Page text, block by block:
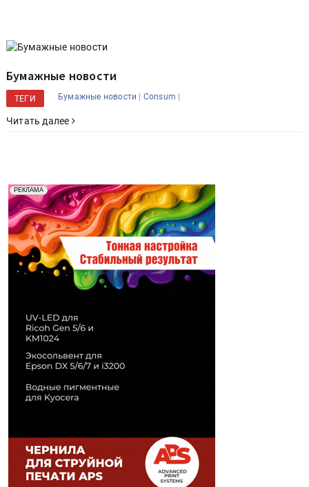
Бумажные новости
ТЕГИ Бумажные новости | Consum |
Читать далее
РЕКЛАМА
Реклама. Рекламодатель ООО "Передовые Системы
Печати" erid: 2SDnjd2d4Qz